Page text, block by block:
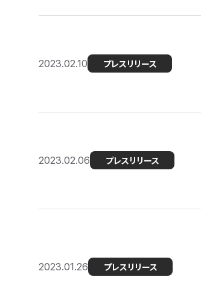
2023.02.10 プレスリリース
2023.02.06 プレスリリース
2023.01.26 プレスリリース